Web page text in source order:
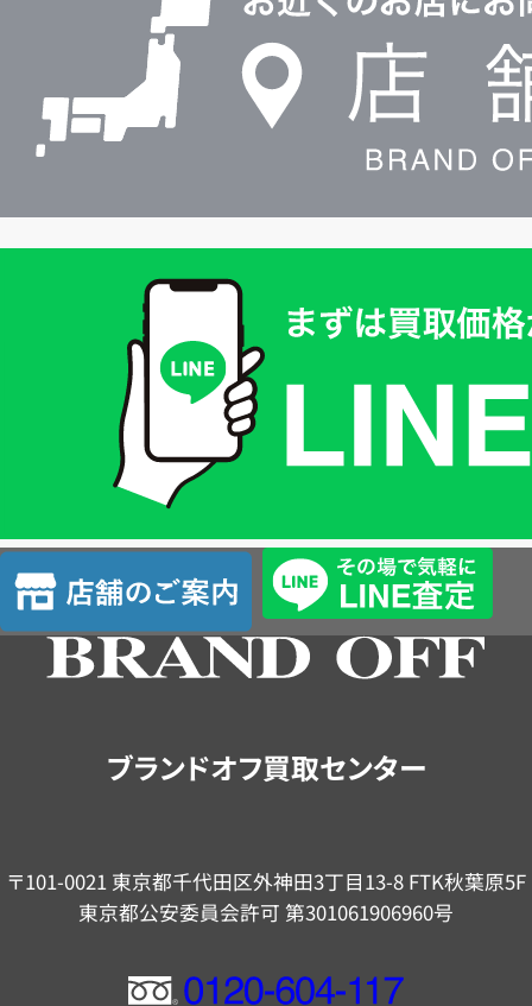
査
定
店
舗
の
ブランドオフ買取センター
〒101-0021 東京都千代田区外神田3丁目13-8 FTK秋葉原5F
東京都公安委員会許可 第301061906960号
フ